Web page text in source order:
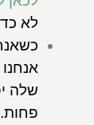
לא
שלה
פחות.